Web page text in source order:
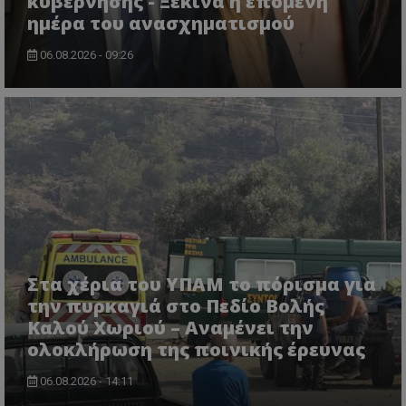
ημέρα του ανασχηματισμού
06.08.2026 - 09:26
Στα χέρια του ΥΠΑΜ το πόρισμα για
την πυρκαγιά στο Πεδίο Βολής
Καλού Χωριού – Αναμένει την
ολοκλήρωση της ποινικής έρευνας
06.08.2026 - 14:11
ASP.NET_SessionId
Microsoft Corporation
VISITOR_PRIVACY_METADATA
YouTube
.youtube.com